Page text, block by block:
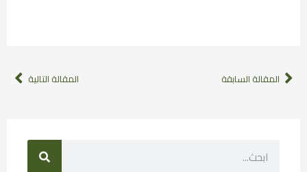
المقالة السابقة المقالة التالية